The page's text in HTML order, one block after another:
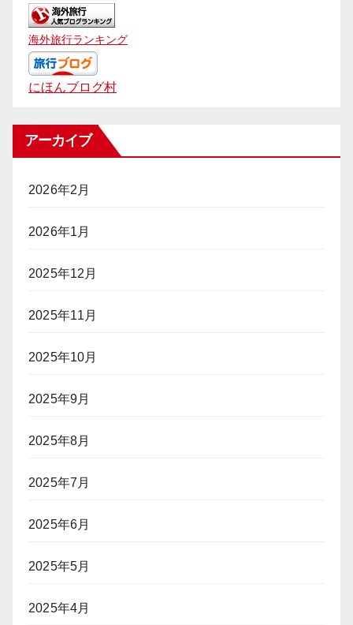
海外旅行ランキング
にほんブログ村
アーカイブ
2026年2月
2026年1月
2025年12月
2025年11月
2025年10月
2025年9月
2025年8月
2025年7月
2025年6月
2025年5月
2025年4月